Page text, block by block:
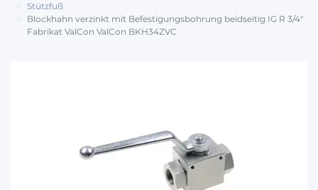
Stützfuß
Blockhahn verzinkt mit Befestigungsbohrung beidseitig IG R 3/4"
Fabrikat ValCon ValCon BKH34ZVC